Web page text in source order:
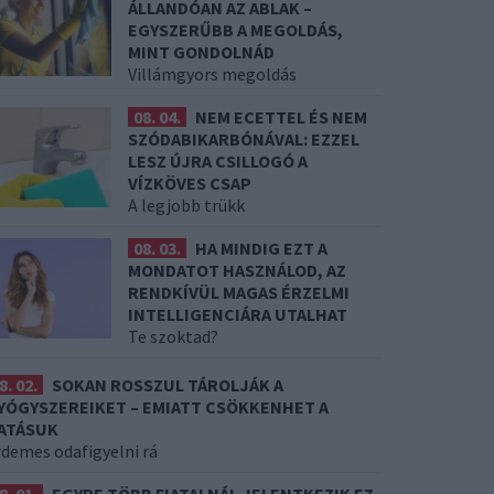
ÁLLANDÓAN AZ ABLAK –
EGYSZERŰBB A MEGOLDÁS,
MINT GONDOLNÁD
Villámgyors megoldás
08. 04.
NEM ECETTEL ÉS NEM
SZÓDABIKARBÓNÁVAL: EZZEL
LESZ ÚJRA CSILLOGÓ A
VÍZKÖVES CSAP
A legjobb trükk
08. 03.
HA MINDIG EZT A
MONDATOT HASZNÁLOD, AZ
RENDKÍVÜL MAGAS ÉRZELMI
INTELLIGENCIÁRA UTALHAT
Te szoktad?
02.
SOKAN ROSSZUL TÁROLJÁK A
– EMIATT CSÖKKENHET A
odafigyelni rá